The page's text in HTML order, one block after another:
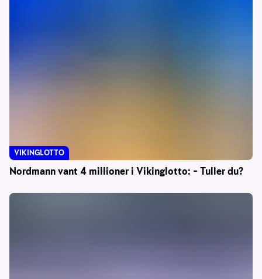
Nordmann vant 4 millioner i Vikinglotto: – Tuller du?
VIKINGLOTTO